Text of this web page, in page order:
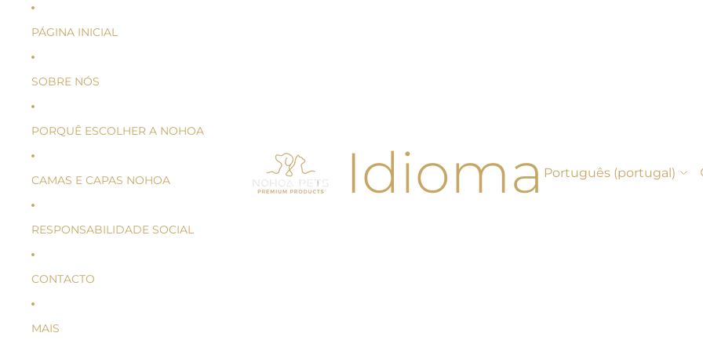
PÁGINA INICIAL
SOBRE NÓS
PORQUÊ ESCOLHER A NOHOA
CAMAS E CAPAS NOHOA
RESPONSABILIDADE SOCIAL
CONTACTO
MAIS
Idioma